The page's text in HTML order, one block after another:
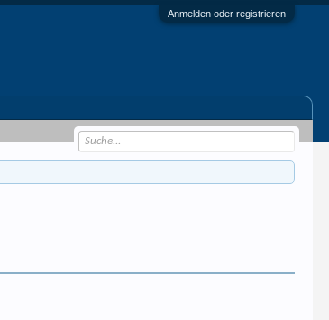
Anmelden oder registrieren